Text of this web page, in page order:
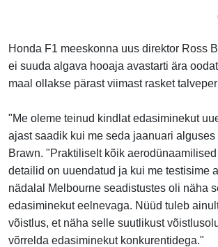
Honda F1 meeskonna uus direktor Ross
ei suuda algava hooaja avastarti ära
maal ollakse pärast viimast rasket
"Me oleme teinud kindlat edasiminekut
ajast saadik kui me seda jaanuari
Brawn. "Praktiliselt kõik
detailid on uuendatud ja kui me testisime
nädalal Melbourne seadistustes oli näha
edasiminekut eelnevaga. Nüüd tuleb
võistlus, et näha selle suutlikust
võrrelda edasiminekut konkurentidega."